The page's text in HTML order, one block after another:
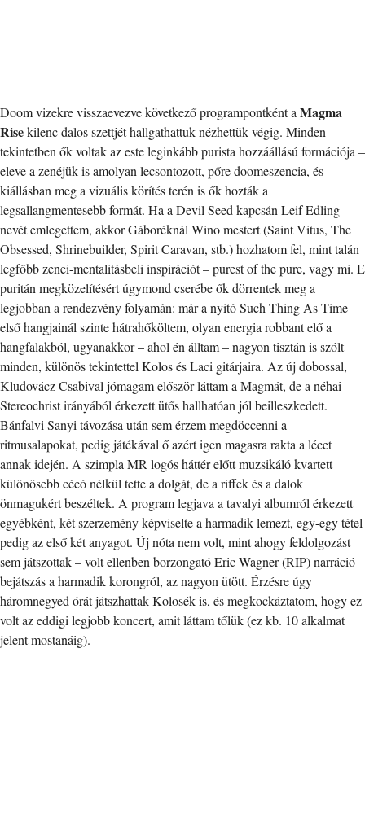
Doom vizekre visszaevezve következő programpontként a Magma
Risekilenc dalos szettjét hallgathattuk-nézhettük végig. Minden
tekintetben ők voltak az este leginkább purista hozzáállású formációja –
eleve a zenéjük is amolyan lecsontozott, pőre doomeszencia, és
kiállásban meg a vizuális körítés terén is ők hozták a
legsallangmentesebb formát. Ha a Devil Seed kapcsán Leif Edling
nevét emlegettem, akkor Gáboréknál Wino mestert (Saint Vitus, The
Obsessed, Shrinebuilder, Spirit Caravan, stb.) hozhatom fel, mint talán
legfőbb zenei-mentalitásbeli inspirációt – purest of the pure, vagy mi. E
puritán megközelítésért úgymond cserébe ők dörrentek meg a
legjobban a rendezvény folyamán: már a nyitó Such Thing As Time
első hangjainál szinte hátrahőköltem, olyan energia robbant elő a
hangfalakból, ugyanakkor – ahol én álltam – nagyon tisztán is szólt
minden, különös tekintettel Kolos és Laci gitárjaira. Az új dobossal,
Kludovácz Csabival jómagam először láttam a Magmát, de a néhai
Stereochrist irányából érkezett ütős hallhatóan jól beilleszkedett.
Bánfalvi Sanyi távozása után sem érzem megdöccenni a
ritmusalapokat, pedig játékával ő azért igen magasra rakta a lécet
annak idején. A szimpla MR logós háttér előtt muzsikáló kvartett
különösebb cécó nélkül tette a dolgát, de a riffek és a dalok
önmagukért beszéltek. A program legjava a tavalyi albumról érkezett
egyébként, két szerzemény képviselte a harmadik lemezt, egy-egy tétel
pedig az első két anyagot. Új nóta nem volt, mint ahogy feldolgozást
sem játszottak – volt ellenben borzongató Eric Wagner (RIP) narráció
bejátszás a harmadik korongról, az nagyon ütött. Érzésre úgy
háromnegyed órát játszhattak Kolosék is, és megkockáztatom, hogy ez
volt az eddigi legjobb koncert, amit láttam tőlük (ez kb. 10 alkalmat
jelent mostanáig).